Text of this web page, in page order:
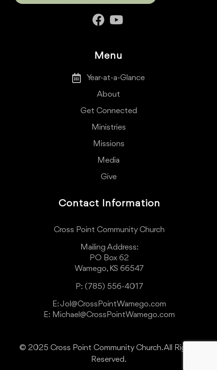
Menu
Year-at-a-Glance
About
Get Connected
Ministries
Missions
Media
Give
Contact Information
Cross Point Community Church
Mailing Address:
PO Box 62
Wamego, KS 66547
P: (785) 556-4017
E: Jol@CrossPointWamego.com
E: Michael@CrossPointWamego.com
© 2025 Cross Point Community Church. All Rights
Reserved.